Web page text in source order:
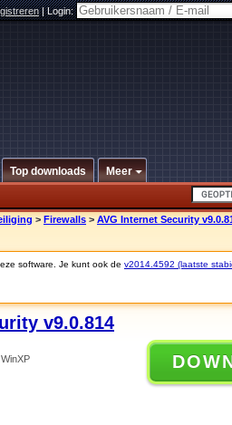
|Login:
Top downloads Meer
> Firewalls > AVG Internet Security
software. Je kunt ook de v2014.4592 (laatste
v9.0.814